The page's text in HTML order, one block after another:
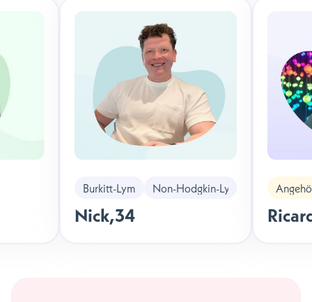
Burkitt-LymphomNon-Hodgkin-Lymphom
Nick,34